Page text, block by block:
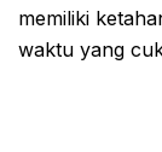
memiliki
waktu yang